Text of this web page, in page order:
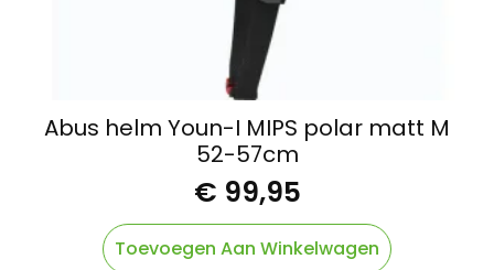
Abus helm Youn-I MIPS polar matt M
52-57cm
€ 99,95
Toevoegen Aan Winkelwagen